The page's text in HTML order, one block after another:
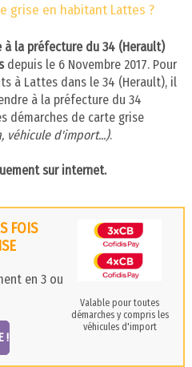
grise en habitant Lattes ?
la préfecture du 34 (Herault)
depuis le 6 Novembre 2017. Pour
à Lattes dans le 34 (Herault), il
à la préfecture du 34
démarches de carte grise
véhicule d'import...).
sur internet.
FOIS
en 3 ou
!
Valable pour toutes
démarches y compris les
véhicules d'import